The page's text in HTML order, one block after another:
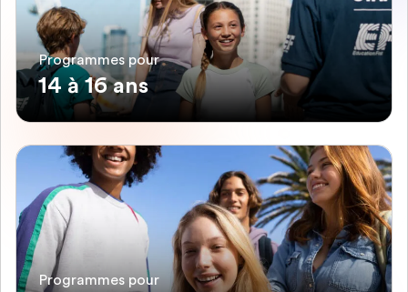
Programmes pour
14 à 16 ans
Programmes pour